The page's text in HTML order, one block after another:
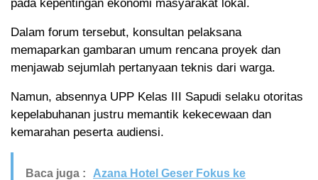
pada kepentingan ekonomi masyarakat lokal.
Dalam forum tersebut, konsultan pelaksana
memaparkan gambaran umum rencana proyek dan
menjawab sejumlah pertanyaan teknis dari warga.
Namun, absennya UPP Kelas III Sapudi selaku otoritas
kepelabuhanan justru memantik kekecewaan dan
kemarahan peserta audiensi.
Baca juga :
Azana Hotel Geser Fokus ke